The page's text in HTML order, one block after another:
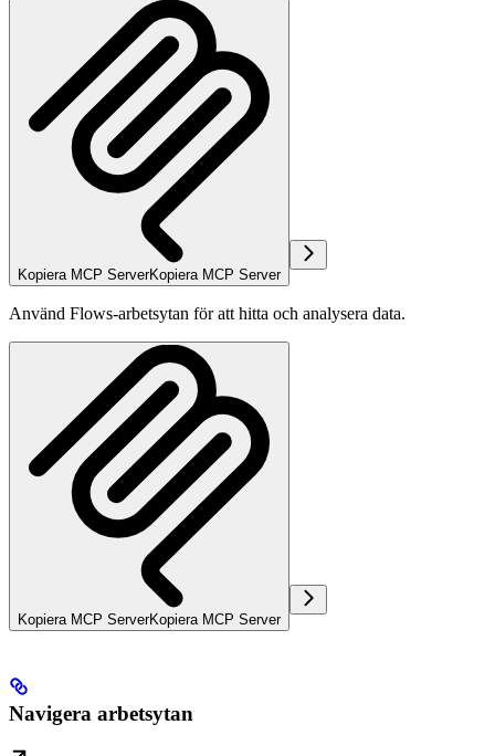
Kopiera MCP ServerKopiera MCP Server
Använd Flows-arbetsytan för att hitta och analysera data.
Kopiera MCP ServerKopiera MCP Server
Navigera arbetsytan